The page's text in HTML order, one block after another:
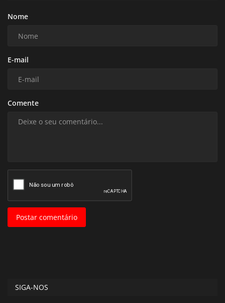
Nome
E-mail
Comente
Postar comentário
SIGA-NOS